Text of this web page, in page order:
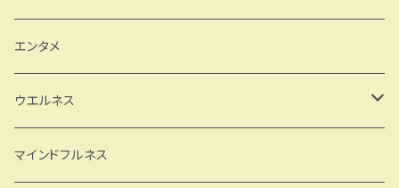
森林浴
森の中で深呼吸
自然音 鳥 小川 雨 森
月の波動
エンタメ
ウエルネス
ヨガ
マインドフルネス